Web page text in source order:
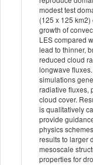
modest test
(125 x 125
growth of
LES compared
lead to thinner,
reduced cloud
longwave
simulations
radiative fluxes,
cloud cover.
is qualitatively
provide
physics
results to larger
mesoscale
properties for